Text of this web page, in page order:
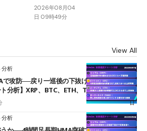
2026年08月04
日 09時49分
View All
分析
で攻防──戻り一巡後の下抜けで0.95ドルを試
分析】XRP、BTC、ETH、TAKE
分析